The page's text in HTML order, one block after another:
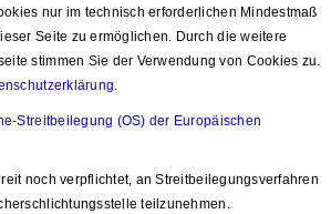
nur im technisch erforderlichen Mindestmaß
Seite zu ermöglichen. Durch die weitere
stimmen Sie der Verwendung von Cookies zu.
.
Streitbeilegung (OS) der Europäischen
noch verpflichtet, an Streitbeilegungsverfahren
teilzunehmen.